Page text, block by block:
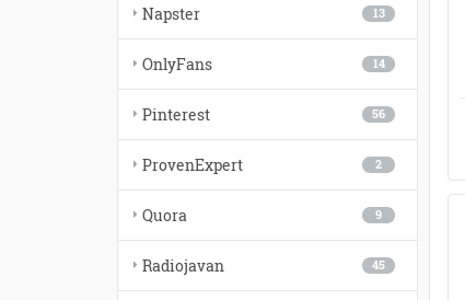
13
Napster
14
OnlyFans
56
Pinterest
2
ProvenExpert
9
Quora
45
Radiojavan